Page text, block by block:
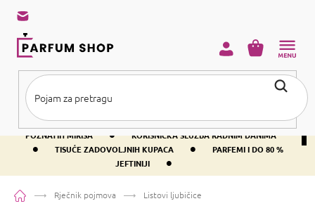
sadržaj
BESPLATNA DOSTAVA IZNAD PRIBLIŽNO 37 € •
400+ SVJETSKI
POZNATIH MIRISA
• KORISNIČKA SLUŽBA RADNIM DANIMA
• TISUĆE ZADOVOLJNIH KUPACA •
PARFEMI I DO 80 %
JEFTINIJI
•
KOŠARICA
PočetnaRječnik pojmova Listovi ljubičice